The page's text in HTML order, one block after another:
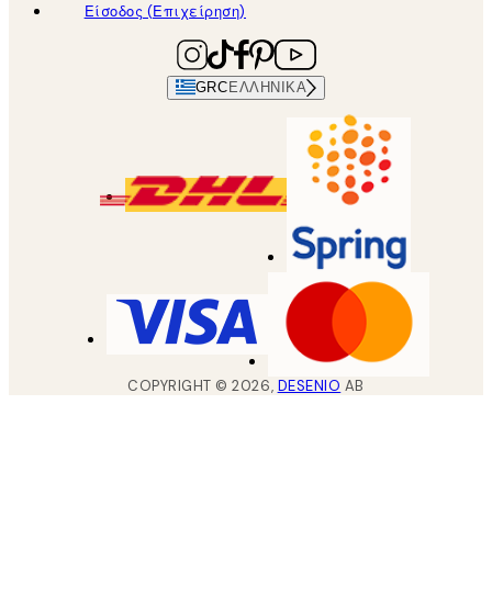
Είσοδος (Επιχείρηση)
GRC ΕΛΛΗΝΙΚΆ
COPYRIGHT ©2026, DESENIO AB